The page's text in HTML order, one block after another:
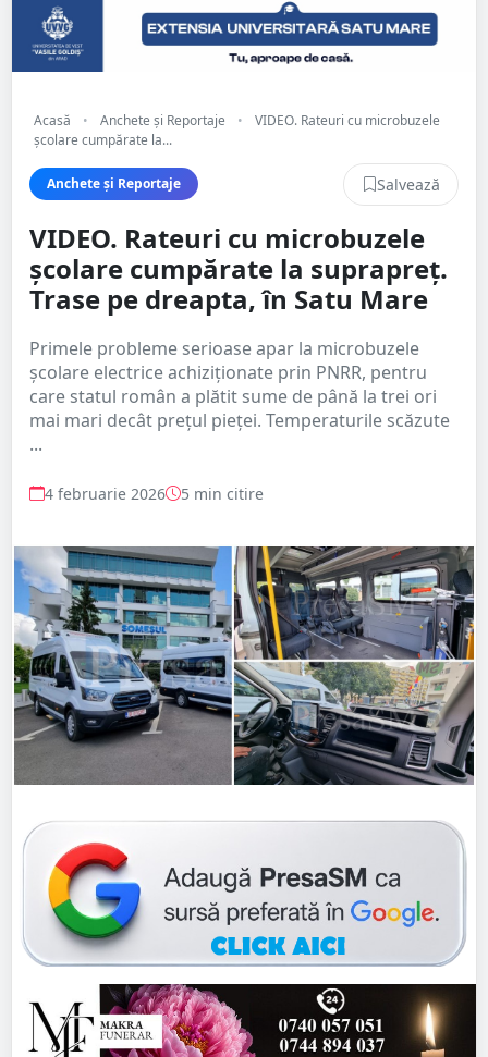
Acasă • Anchete și Reportaje •
VIDEO. Rateuri cu microbuzele
școlare cumpărate la...
Anchete și Reportaje Salvează
VIDEO. Rateuri cu microbuzele
școlare cumpărate la suprapreț.
Trase pe dreapta, în Satu Mare
Primele probleme serioase apar la microbuzele
școlare electrice achiziționate prin PNRR, pentru
care statul român a plătit sume de până la trei ori
mai mari decât prețul pieței. Temperaturile scăzute
...
4 februarie 2026 5 min citire